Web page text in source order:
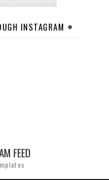
INSTAGRAM
FEED